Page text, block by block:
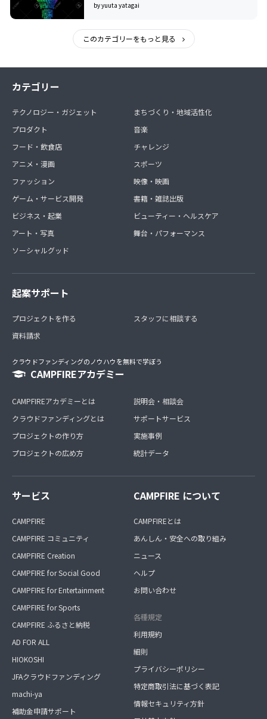
by yuuta yatagai
このカテゴリーをもっと見る
カテゴリー
テクノロジー・ガジェット
プロダクト
フード・飲食店
アニメ・漫画
ファッション
ゲーム・サービス開発
ビジネス・起業
アート・写真
ソーシャルグッド
まちづくり・地域活性化
音楽
チャレンジ
スポーツ
映像・映画
書籍・雑誌出版
ビューティー・ヘルスケア
舞台・パフォーマンス
起案サポート
プロジェクトを作る
資料請求
スタッフに相談する
クラウドファンディングのノウハウを無料で学ぼう
CAMPFIREアカデミー
CAMPFIREアカデミーとは
クラウドファンディングとは
プロジェクトの作り方
プロジェクトの広め方
説明会・相談会
サポートサービス
実施事例
統計データ
サービス
CAMPFIRE
CAMPFIRE コミュニティ
CAMPFIRE Creation
CAMPFIRE for Social Good
CAMPFIRE for Entertainment
CAMPFIRE for Sports
CAMPFIRE ふるさと納税
AD FOR ALL
HIOKOSHI
JFAクラウドファンディング
machi-ya
補助金申請サポート
CAMPFIRE について
CAMPFIREとは
あんしん・安全への取り組み
ニュース
ヘルプ
お問い合わせ
各種規定
利用規約
細則
プライバシーポリシー
特定商取引法に基づく表記
情報セキュリティ方針